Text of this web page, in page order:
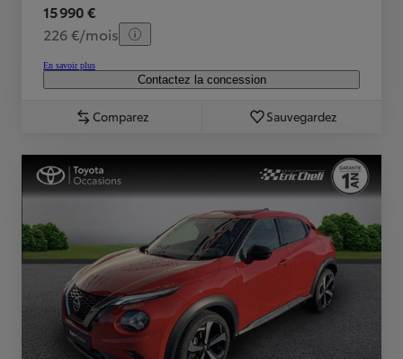
15 990 €
226 €/mois
En savoir plus
Contactez la concession
Comparez Sauvegardez